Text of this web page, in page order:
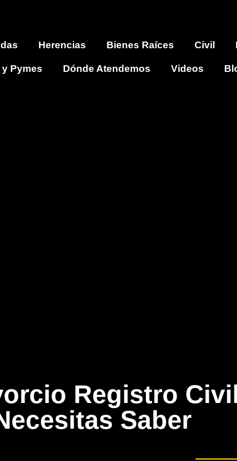
Herencias Bienes Raíces Civil
Pymes Dónde Atendemos Videos
Registro
Saber